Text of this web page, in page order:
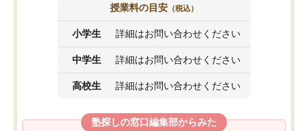
授業料の目安 （税込）
小学生 詳細はお問い合わせください
中学生 詳細はお問い合わせください
高校生 詳細はお問い合わせください
塾探しの窓口編集部からみた